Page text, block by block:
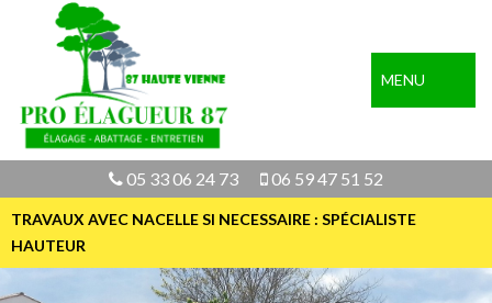
MENU
05 33 06 24 73 06 59 47 51 52
TRAVAUX AVEC NACELLE SI NECESSAIRE : SPÉCIALISTE
HAUTEUR